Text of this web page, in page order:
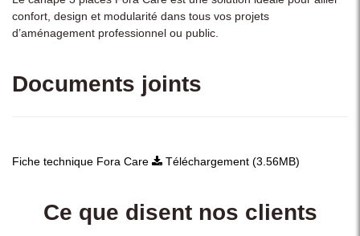
confort, design et modularité dans tous vos projets
d’aménagement professionnel ou public.
Documents joints
Fiche technique Fora Care Téléchargement (3.56MB)
Ce que disent nos clients